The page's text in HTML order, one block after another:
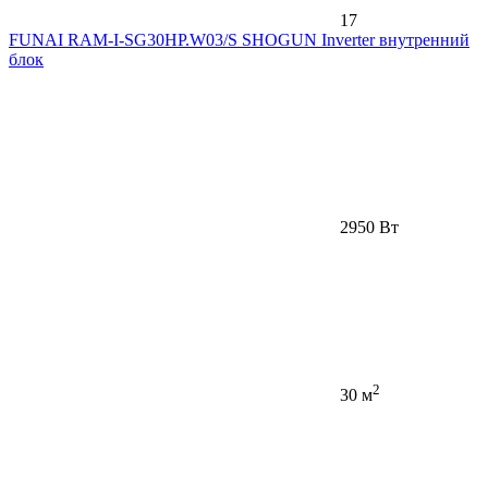
17
FUNAI RAM-I-SG30HP.W03/S SHOGUN Inverter внутренний
блок
2950 Вт
30 м2